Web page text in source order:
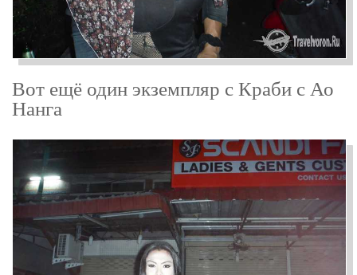
Вот ещё один экземпляр с Краби с Ао
Нанга